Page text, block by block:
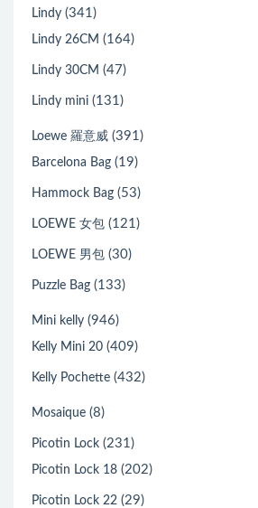
Lindy (341)
Lindy 26CM (164)
Lindy 30CM (47)
Lindy mini (131)
Loewe 羅意威 (391)
Barcelona Bag (19)
Hammock Bag (53)
LOEWE 女包 (121)
LOEWE 男包 (30)
Puzzle Bag (133)
Mini kelly (946)
Kelly Mini 20 (409)
Kelly Pochette (432)
Mosaique (8)
Picotin Lock (231)
Picotin Lock 18 (202)
Picotin Lock 22 (29)